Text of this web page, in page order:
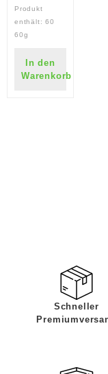
Produkt
enthält: 60
60g
In den
Warenkorb
Schneller